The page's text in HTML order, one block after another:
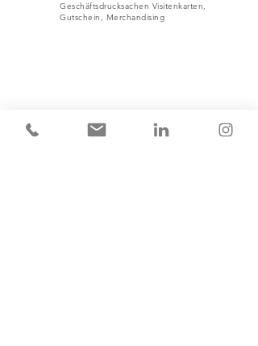
Geschäftsdrucksachen Visitenkarten,
Gutschein, Merchandising